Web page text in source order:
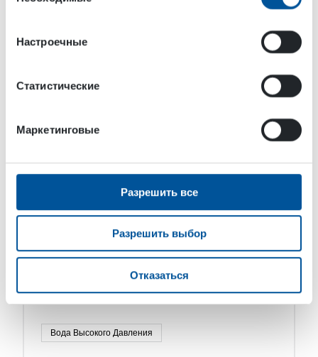
Настроечные
Статистические
Маркетинговые
Разрешить все
Разрешить выбор
Отказаться
Гидравлическая система абразивной резки
DYNASET HAC преобразует гидравлическую
средств или судов в воду под высоким давлением
с абразивным песком, обеспечивая безопасную
Вода Высокого Давления